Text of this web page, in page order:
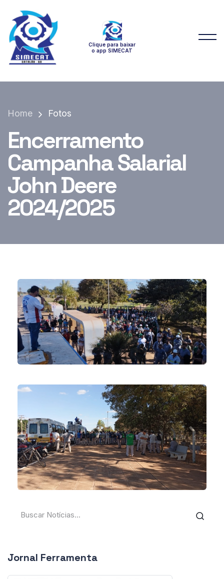
Clique para baixar
o app SIMECAT
Home Fotos
Encerramento
Campanha Salarial
John Deere
2024/2025
Jornal Ferramenta